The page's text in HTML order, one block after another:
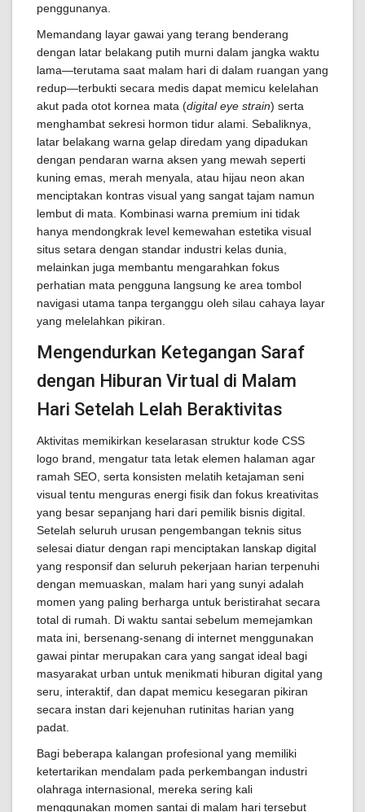
penggunanya.
Memandang layar gawai yang terang benderang
dengan latar belakang putih murni dalam jangka waktu
lama—terutama saat malam hari di dalam ruangan yang
redup—terbukti secara medis dapat memicu kelelahan
akut pada otot kornea mata (digital eye strain) serta
menghambat sekresi hormon tidur alami. Sebaliknya,
latar belakang warna gelap diredam yang dipadukan
dengan pendaran warna aksen yang mewah seperti
kuning emas, merah menyala, atau hijau neon akan
menciptakan kontras visual yang sangat tajam namun
lembut di mata. Kombinasi warna premium ini tidak
hanya mendongkrak level kemewahan estetika visual
situs setara dengan standar industri kelas dunia,
melainkan juga membantu mengarahkan fokus
perhatian mata pengguna langsung ke area tombol
navigasi utama tanpa terganggu oleh silau cahaya layar
yang melelahkan pikiran.
Mengendurkan Ketegangan Saraf
dengan Hiburan Virtual di Malam
Hari Setelah Lelah Beraktivitas
Aktivitas memikirkan keselarasan struktur kode CSS
logo brand, mengatur tata letak elemen halaman agar
ramah SEO, serta konsisten melatih ketajaman seni
visual tentu menguras energi fisik dan fokus kreativitas
yang besar sepanjang hari dari pemilik bisnis digital.
Setelah seluruh urusan pengembangan teknis situs
selesai diatur dengan rapi menciptakan lanskap digital
yang responsif dan seluruh pekerjaan harian terpenuhi
dengan memuaskan, malam hari yang sunyi adalah
momen yang paling berharga untuk beristirahat secara
total di rumah. Di waktu santai sebelum memejamkan
mata ini, bersenang-senang di internet menggunakan
gawai pintar merupakan cara yang sangat ideal bagi
masyarakat urban untuk menikmati hiburan digital yang
seru, interaktif, dan dapat memicu kesegaran pikiran
secara instan dari kejenuhan rutinitas harian yang
padat.
Bagi beberapa kalangan profesional yang memiliki
ketertarikan mendalam pada perkembangan industri
olahraga internasional, mereka sering kali
menggunakan momen santai di malam hari tersebut